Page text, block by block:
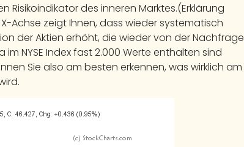
des inneren Marktes.(Erklärung
Achse zeigt Ihnen, dass wieder systematisch
der Aktien erhöht, die wieder von der Nachfrage
NYSE Index fast 2.000 Werte enthalten sind
Sie also am besten erkennen, was wirklich am